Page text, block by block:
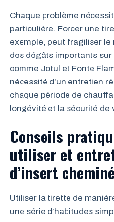
Chaque problème
particulière. Forcer une
exemple, peut fragiliser le
des dégâts importants sur
comme Jotul et Fonte
nécessité d’un entretien
chaque période de
longévité et la sécurité de
Conseils
utiliser et
d’insert
Utiliser la tirette de
une série d’habitudes